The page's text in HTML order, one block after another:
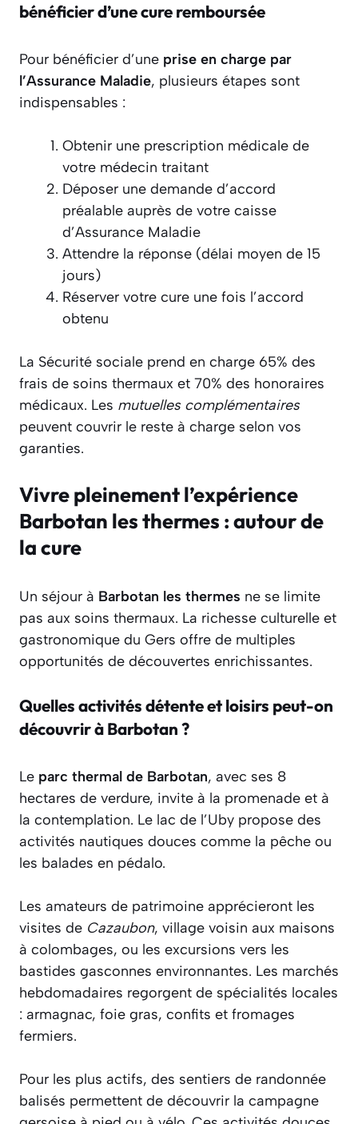
bénéficier d’une cure remboursée
Pour bénéficier d’une prise en charge par
l’Assurance Maladie, plusieurs étapes sont
indispensables :
Obtenir une prescription médicale de
votre médecin traitant
Déposer une demande d’accord
préalable auprès de votre caisse
d’Assurance Maladie
Attendre la réponse (délai moyen de 15
jours)
Réserver votre cure une fois l’accord
obtenu
La Sécurité sociale prend en charge 65% des
frais de soins thermaux et 70% des honoraires
médicaux. Les mutuelles complémentaires
peuvent couvrir le reste à charge selon vos
garanties.
Vivre pleinement l’expérience
Barbotan les thermes : autour de
la cure
Un séjour à Barbotan les thermes ne se limite
pas aux soins thermaux. La richesse culturelle et
gastronomique du Gers offre de multiples
opportunités de découvertes enrichissantes.
Quelles activités détente et loisirs peut-on
découvrir à Barbotan ?
Le parc thermal de Barbotan, avec ses 8
hectares de verdure, invite à la promenade et à
la contemplation. Le lac de l’Uby propose des
activités nautiques douces comme la pêche ou
les balades en pédalo.
Les amateurs de patrimoine apprécieront les
visites de Cazaubon, village voisin aux maisons
à colombages, ou les excursions vers les
bastides gasconnes environnantes. Les marchés
hebdomadaires regorgent de spécialités locales
: armagnac, foie gras, confits et fromages
fermiers.
Pour les plus actifs, des sentiers de randonnée
balisés permettent de découvrir la campagne